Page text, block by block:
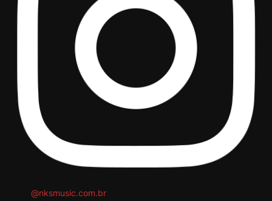
@nksmusic.com.br